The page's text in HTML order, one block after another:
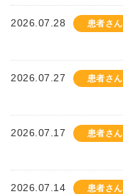
2026.07.28 患者さん
2026.07.27 患者さん
2026.07.17 患者さん
2026.07.14 患者さん